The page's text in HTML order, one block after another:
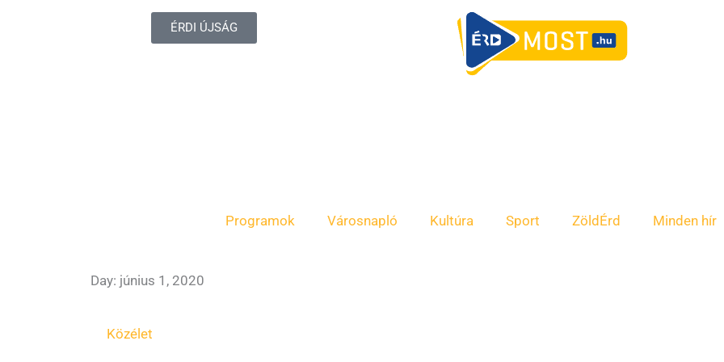
ÉRDI ÚJSÁG
Programok Városnapló Kultúra Sport ZöldÉrd Minden hír
Day: június 1, 2020
Közélet